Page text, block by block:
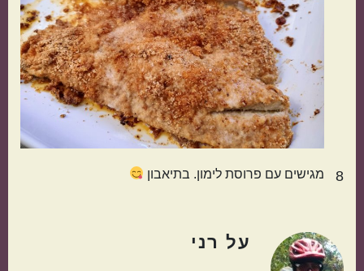
8 מגישים עם פרוסת לימון. בתיאבון
על רני